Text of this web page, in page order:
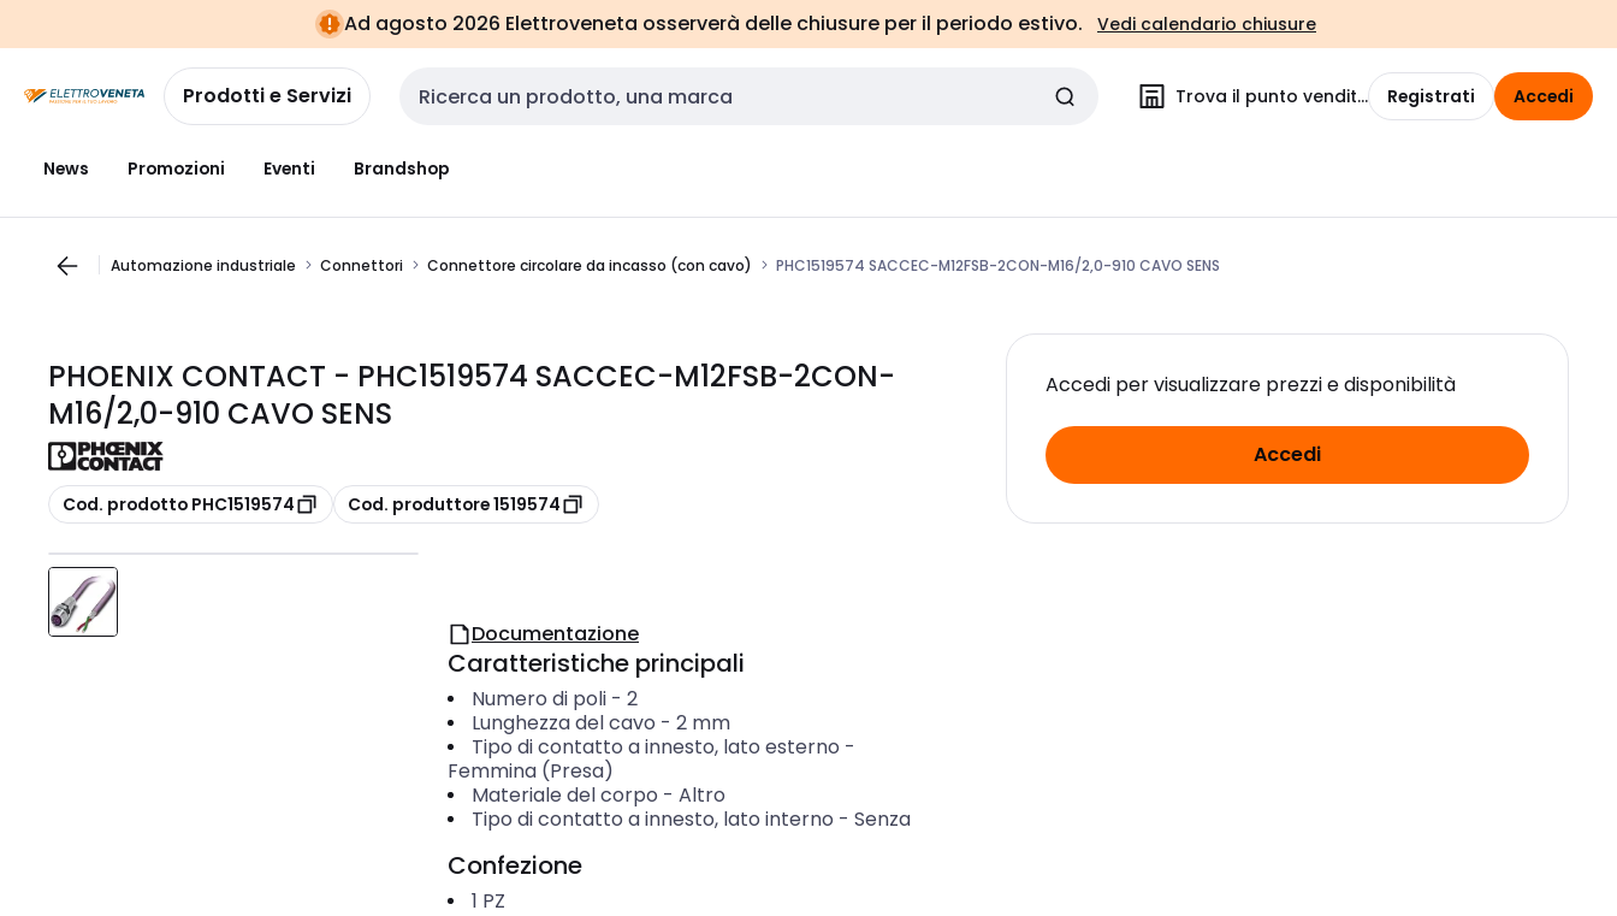
navigazionealla
pagina
Ad agosto 2026 Elettroveneta osserverà delle chiusure per il periodo estivo. Vedi calendario chiusure
Prodotti e Servizi Cerca input Trova il punto vendita Registrati Accedi
News Promozioni Eventi Brandshop
Automazione industriale Connettori Connettore circolare da incasso (con cavo) PHC1519574 SACCEC-M12FSB-2CON-M16/2,0-910 CAVO SENS
PHOENIX CONTACT - PHC1519574 SACCEC-M12FSB-2CON-
M16/2,0-910 CAVO SENS
copia
Cod. prodotto PHC1519574 copia
Cod. produttore 1519574
Accedi per visualizzare prezzi e disponibilità
Accedi
Documentazione
Caratteristiche principali
Numero di poli- 2
Lunghezza del cavo - 2 mm
Tipo di contatto a innesto, lato esterno -
Femmina (Presa)
Materiale del corpo - Altro
Tipo di contatto a innesto, lato interno - Senza
Confezione
1 PZ